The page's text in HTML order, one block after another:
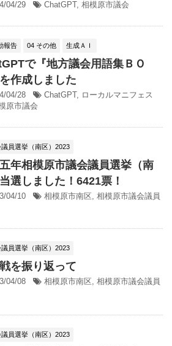
04/29 ChatGPT, 相模原市議会
報告 04 その他 生成ＡＩ
で『地方議会用語集ＢＯ
作成しました
04/28 ChatGPT, ローカルマニフェス
原市議会
員選挙（南区）2023
年相模原市議会議員選挙（南
選しました！6421票！
04/10 相模原市南区, 相模原市議会議員
員選挙（南区）2023
を振り返って
04/08 相模原市南区, 相模原市議会議員
員選挙（南区）2023